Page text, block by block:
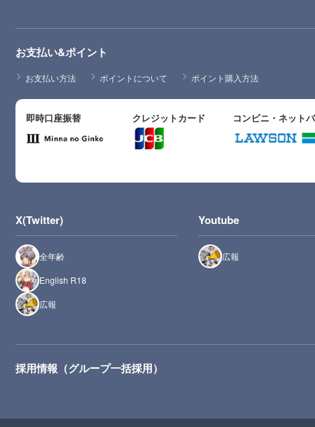
お支払い&ポイント
お支払い方法 ポイントについて ポイント購入方法
即時口座振替 クレジットカード コンビニ・ネット
X(Twitter)
全年齢
English R18
広報
Youtube
広報
採用情報（グループ一括採用）